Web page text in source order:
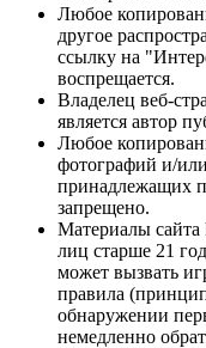
Любое
другое
ссылку на
воспрещается.
Владелец веб-
является автор
Любое
фотографий и/
принадлежащих
запрещено.
Материалы сайта
лиц старше 21
может вызвать
правила
обнаружении
немедленно